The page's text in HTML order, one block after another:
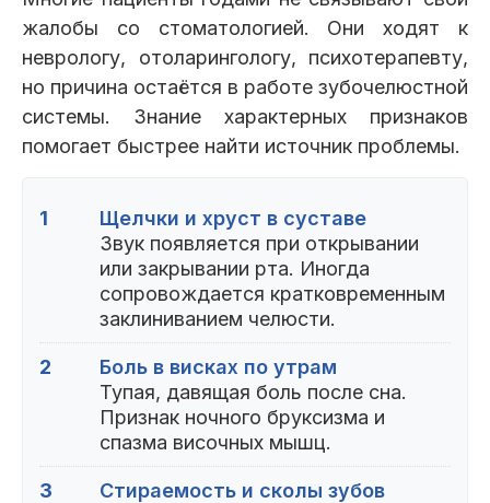
жалобы со стоматологией. Они ходят к
неврологу, отоларингологу, психотерапевту,
но причина остаётся в работе зубочелюстной
системы. Знание характерных признаков
помогает быстрее найти источник проблемы.
1
Щелчки и хруст в суставе
Звук появляется при открывании
или закрывании рта. Иногда
сопровождается кратковременным
заклиниванием челюсти.
2
Боль в висках по утрам
Тупая, давящая боль после сна.
Признак ночного бруксизма и
спазма височных мышц.
3
Стираемость и сколы зубов